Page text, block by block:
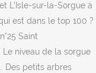
L'Isle-sur-la-Sorgue à
est dans le top 100 ?
Saint
Le niveau de la sorgue
Des petits arbres